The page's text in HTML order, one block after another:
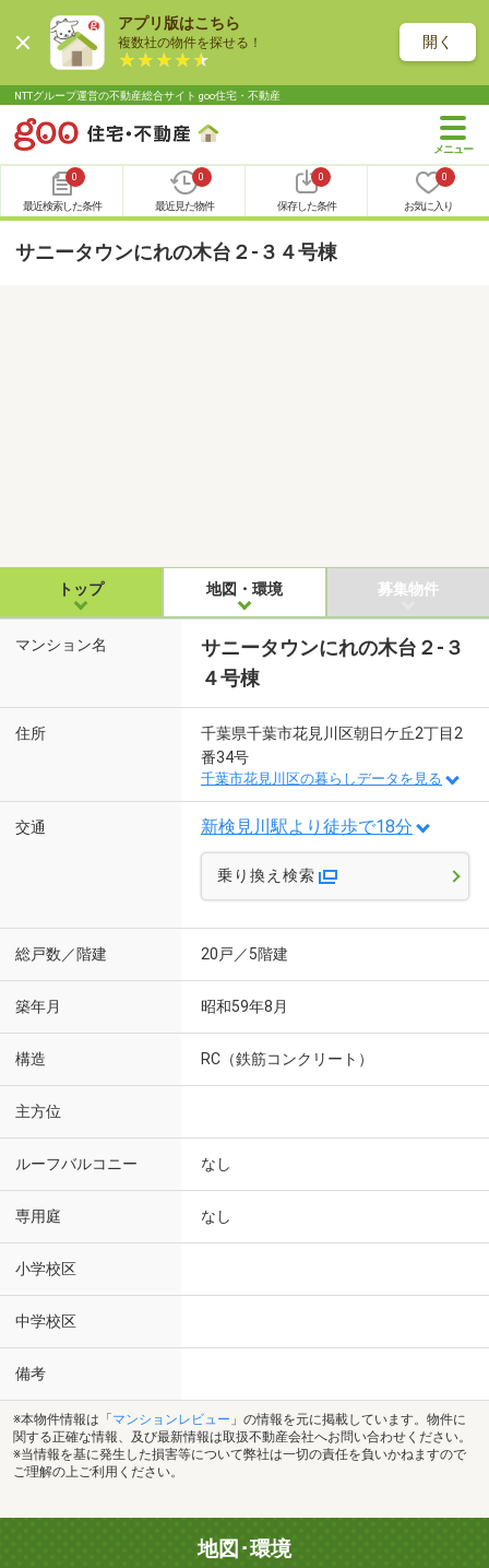
アプリ版はこちら
複数社の物件を探せる！ 開く
NTTグループ運営の不動産総合サイト goo住宅・不動産
0
最近検索した条件
0
最近見た物件
0
保存した条件
0
お気に入り
サニータウンにれの木台２-３４号棟
トップ 地図・環境 募集物件
マンション名
サニータウンにれの木台２-３
４号棟
住所
千葉県千葉市花見川区朝日ケ丘2丁目2
番34号
千葉市花見川区の暮らしデータを見る
交通 新検見川駅より徒歩で18分
乗り換え検索
総戸数／階建 20戸／5階建
築年月 昭和59年8月
構造 RC（鉄筋コンクリート）
主方位
ルーフバルコニー なし
専用庭 なし
小学校区
中学校区
備考
※本物件情報は「 マンションレビュー 」の情報を元に掲載しています。物件に
関する正確な情報、及び最新情報は取扱不動産会社へお問い合わせください。
※当情報を基に発生した損害等について弊社は一切の責任を負いかねますので
ご理解の上ご利用ください。
地図･環境